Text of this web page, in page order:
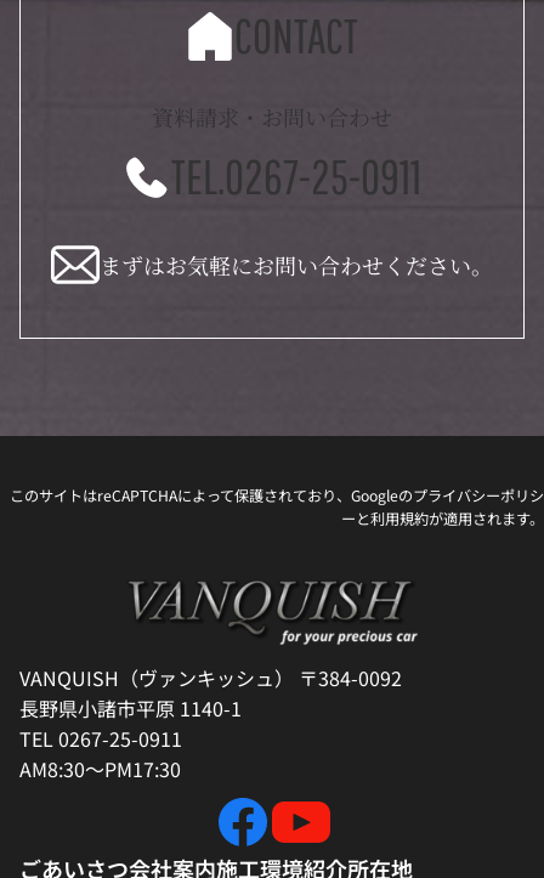
CONTACT
資料請求・お問い合わせ
TEL.0267-25-0911
まずはお気軽にお問い合わせください。
このサイトはreCAPTCHAによって保護されており、Googleのプライバシーポリシ
ーと利用規約が適用されます。
VANQUISH（ヴァンキッシュ） 〒384-0092
長野県小諸市平原 1140-1
TEL 0267-25-0911
AM8:30～PM17:30
ごあいさつ会社案内施工環境紹介所在地